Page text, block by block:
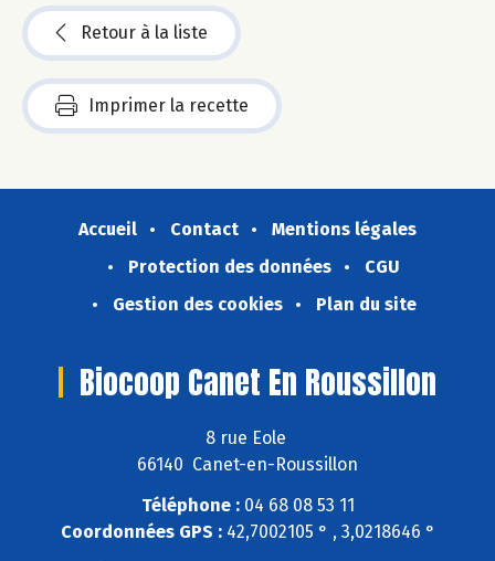
Retour à la liste
Imprimer la recette
Accueil Contact
Mentions légales
Protection des données
CGU
Gestion des cookies
Plan du site
Biocoop Canet En Roussillon
8 rue Eole
66140 Canet-en-Roussillon
Téléphone :04 68 08 53 11
Coordonnées GPS :42,7002105 ° , 3,0218646 °